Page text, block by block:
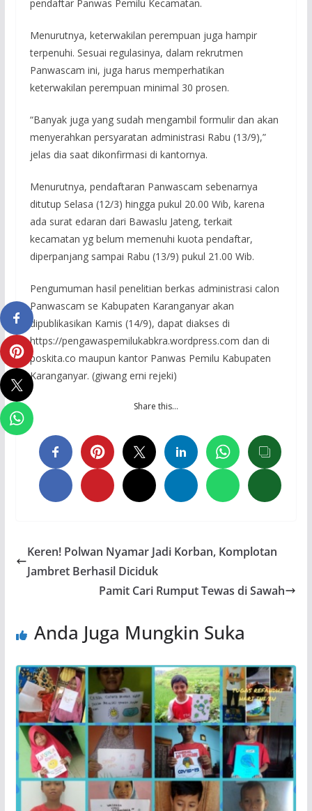
pendaftar Panwas Pemilu Kecamatan.
Menurutnya, keterwakilan perempuan juga hampir
terpenuhi. Sesuai regulasinya, dalam rekrutmen
Panwascam ini, juga harus memperhatikan
keterwakilan perempuan minimal 30 prosen.
“Banyak juga yang sudah mengambil formulir dan akan
menyerahkan persyaratan administrasi Rabu (13/9),”
jelas dia saat dikonfirmasi di kantornya.
Menurutnya, pendaftaran Panwascam sebenarnya
ditutup Selasa (12/3) hingga pukul 20.00 Wib, karena
ada surat edaran dari Bawaslu Jateng, terkait
kecamatan yg belum memenuhi kuota pendaftar,
diperpanjang sampai Rabu (13/9) pukul 21.00 Wib.
Pengumuman hasil penelitian berkas administrasi calon
Panwascam se Kabupaten Karanganyar akan
dipublikasikan Kamis (14/9), dapat diakses di
https://pengawaspemilukabkra.wordpress.com dan di
poskita.co maupun kantor Panwas Pemilu Kabupaten
Karanganyar. (giwang erni rejeki)
Share this…
Keren! Polwan Nyamar Jadi Korban, Komplotan
Jambret Berhasil Diciduk
Pamit Cari Rumput Tewas di Sawah
Anda Juga Mungkin Suka